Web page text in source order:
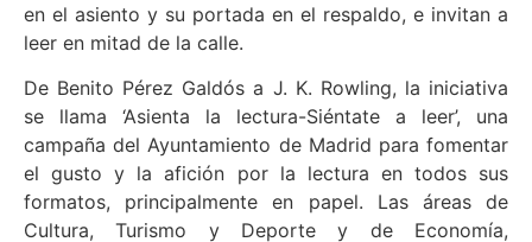
en el asiento y su portada en el respaldo, e invitan a
leer en mitad de la calle.
De Benito Pérez Galdós a J. K. Rowling, la iniciativa
se llama ‘Asienta la lectura-Siéntate a leer’, una
campaña del Ayuntamiento de Madrid para fomentar
el gusto y la afición por la lectura en todos sus
formatos, principalmente en papel. Las áreas de
Cultura, Turismo y Deporte y de Economía,